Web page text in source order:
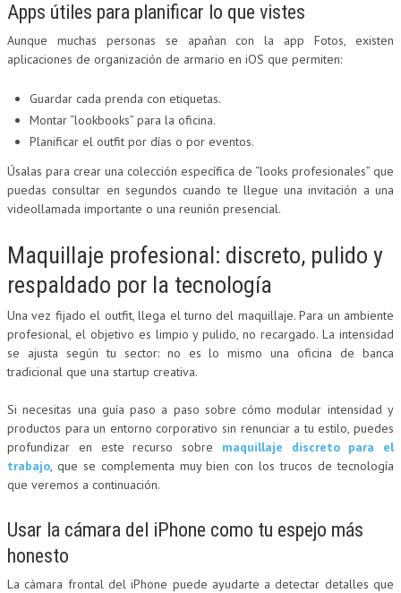
Apps útiles para planificar lo que vistes
Aunque muchas personas se apañan con la app Fotos, existen
aplicaciones de organización de armario en iOS que permiten:
Guardar cada prenda con etiquetas.
Montar “lookbooks” para la oficina.
Planificar el outfit por días o por eventos.
Úsalas para crear una colección específica de “looks profesionales” que
puedas consultar en segundos cuando te llegue una invitación a una
videollamada importante o una reunión presencial.
Maquillaje profesional: discreto, pulido y
respaldado por la tecnología
Una vez fijado el outfit, llega el turno del maquillaje. Para un ambiente
profesional, el objetivo es limpio y pulido, no recargado. La intensidad
se ajusta según tu sector: no es lo mismo una oficina de banca
tradicional que una startup creativa.
Si necesitas una guía paso a paso sobre cómo modular intensidad y
productos para un entorno corporativo sin renunciar a tu estilo, puedes
profundizar en este recurso sobre maquillaje discreto para el
trabajo , que se complementa muy bien con los trucos de tecnología
que veremos a continuación.
Usar la cámara del iPhone como tu espejo más
honesto
La cámara frontal del iPhone puede ayudarte a detectar detalles que